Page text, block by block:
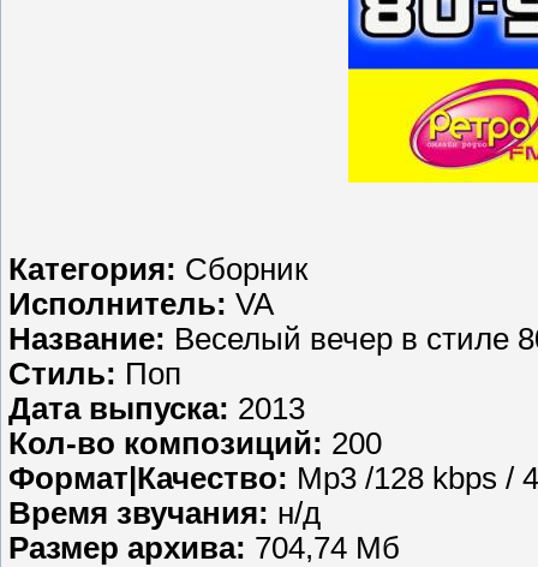
Категория: Сборник
Исполнитель: VA
Название: Веселый вечер в стиле
Стиль: Поп
Дата выпуска: 2013
Кол-во композиций: 200
Формат|Качество: Mp3 /128 kbps /
Время звучания: н/д
Размер архива: 704,74 Мб